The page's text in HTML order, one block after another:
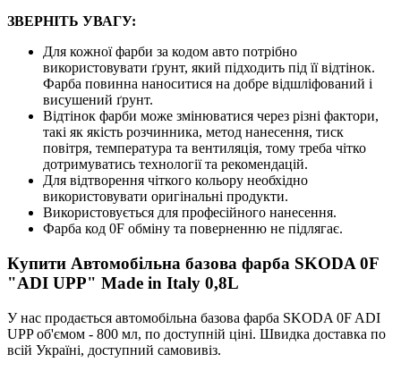
ЗВЕРНІТЬ УВАГУ:
Для кожної фарби за кодом авто потрібно
використовувати ґрунт, який підходить під її відтінок.
Фарба повинна наноситися на добре відшліфований і
висушений ґрунт.
Відтінок фарби може змінюватися через різні фактори,
такі як якість розчинника, метод нанесення, тиск
повітря, температура та вентиляція, тому треба чітко
дотримуватись технології та рекомендацій.
Для відтворення чіткого кольору необхідно
використовувати оригінальні продукти.
Використовується для професійного нанесення.
Фарба код 0F обміну та поверненню не підлягає.
Купити Автомобільна базова фарба SKODA 0F
"ADI UPP" Made in Italy 0,8L
У нас продається автомобільна базова фарба SKODA 0F ADI
UPP об'ємом - 800 мл, по доступній ціні. Швидка доставка по
всій Україні, доступний самовивіз.